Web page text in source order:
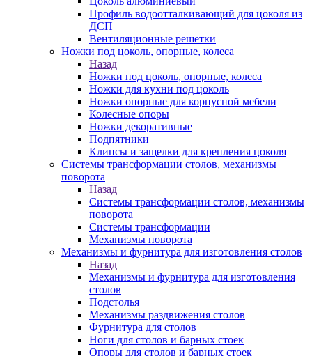
Профиль водоотталкивающий для цоколя из
ДСП
Вентиляционные решетки
Ножки под цоколь, опорные, колеса
Назад
Ножки под цоколь, опорные, колеса
Ножки для кухни под цоколь
Ножки опорные для корпусной мебели
Колесные опоры
Ножки декоративные
Подпятники
Клипсы и защелки для крепления цоколя
Системы трансформации столов, механизмы
поворота
Назад
Системы трансформации столов, механизмы
поворота
Системы трансформации
Механизмы поворота
Механизмы и фурнитура для изготовления столов
Назад
Механизмы и фурнитура для изготовления
столов
Подстолья
Механизмы раздвижения столов
Фурнитура для столов
Ноги для столов и барных стоек
Опоры для столов и барных стоек